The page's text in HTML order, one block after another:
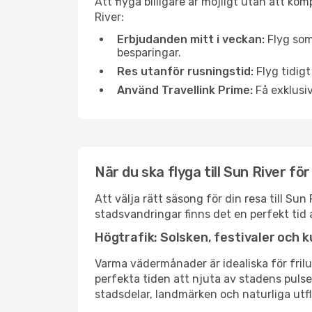
River:
Erbjudanden mitt i veckan: Flyg
besparingar.
Res utanför rusningstid: Flyg tidigt
Använd Travellink Prime: Få
När du ska flyga till Sun River
Att välja rätt säsong för din resa till Sun
stadsvandringar finns det en perfekt tid
Högtrafik: Solsken, festivaler och
Varma vädermånader är idealiska för
perfekta tiden att njuta av stadens
stadsdelar, landmärken och naturliga